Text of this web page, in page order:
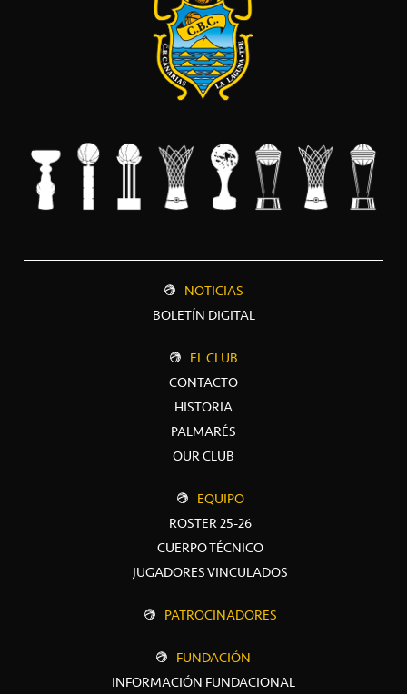
NOTICIAS
BOLETÍN DIGITAL
EL CLUB
CONTACTO
HISTORIA
PALMARÉS
OUR CLUB
EQUIPO
ROSTER 25-26
CUERPO TÉCNICO
JUGADORES VINCULADOS
PATROCINADORES
FUNDACIÓN
INFORMACIÓN FUNDACIONAL